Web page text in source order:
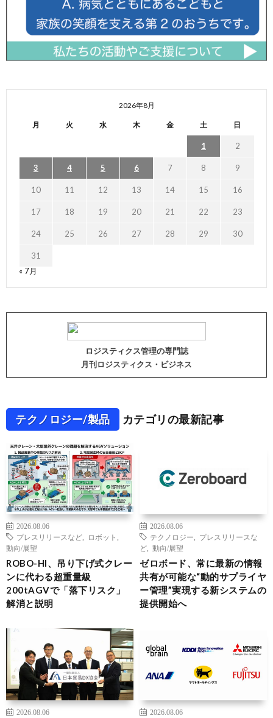
2026年8月
月 火 水 木 金 土 日
1 2
3 4 5 6 7 8 9
10 11 12 13 14 15 16
17 18 19 20 21 22 23
24 25 26 27 28 29 30
31
« 7月
ロジスティクス管理の専門誌
月刊ロジスティクス・ビジネス
テクノロジー/製品 カテゴリの最新記事
2026.08.06
プレスリリースなど
ロボット
動向/展望
ROBO-HI、吊り下げ式クレー
ンに代わる超重量級
200tAGVで「落下リスク」
解消と説明
2026.08.06
テクノロジー
プレスリリースな
ど
動向/展望
ゼロボード、常に最新の情報
共有が可能な“動的サプライヤ
ー管理”実現する新システムの
提供開始へ
2026.08.06
2026.08.06